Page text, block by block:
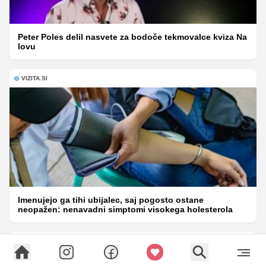
Peter Poles delil nasvete za bodoče tekmovalce kviza Na
lovu
VIZITA.SI
Imenujejo ga tihi ubijalec, saj pogosto ostane
neopažen: nenavadni simptomi visokega holesterola